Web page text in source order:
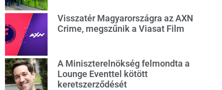
Visszatér Magyarországra az AXN
Crime, megszűnik a Viasat Film
A Miniszterelnökség felmondta a
Lounge Eventtel kötött
keretszerződését